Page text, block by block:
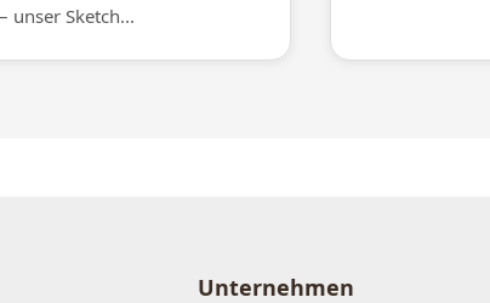
unser Sketch...
Unternehmen